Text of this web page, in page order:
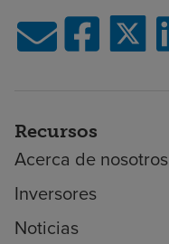
Recursos
Acerca de nosotros
Inversores
Noticias